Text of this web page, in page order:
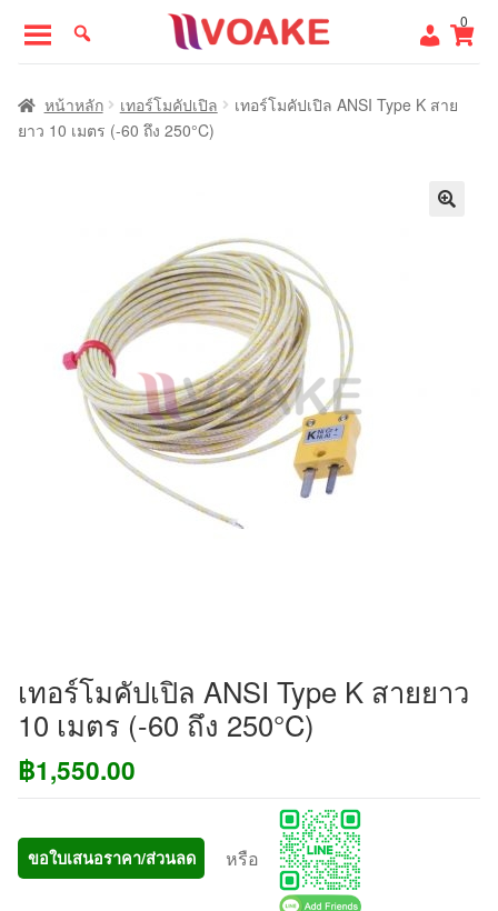
to
navigation
to
content
0
หน้าแรก
หน้าหลัก เทอร์โมคัปเปิล
เทอร์โมคัปเปิล ANSI Type K สาย
ยาว 10 เมตร (-60 ถึง 250°C)
เทอร์โมคัปเปิล ANSI Type K สายยาว
10 เมตร (-60 ถึง 250°C)
฿1,550.00
ขอใบเสนอราคา/ส่วนลด หรือ